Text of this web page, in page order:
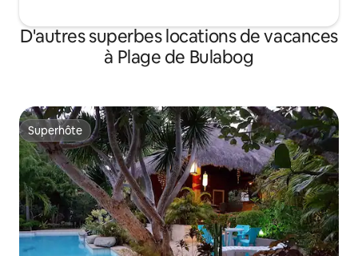
D'autres superbes locations de vacances
à Plage de Bulabog
Superhôte
Superhôte